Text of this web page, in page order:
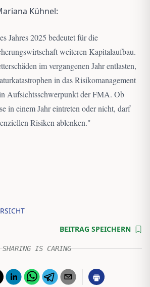
Kühnel:
Jahres 2025 bedeutet für die
weiteren Kapitalaufbau.
im vergangenen Jahr entlasten,
in das Risikomanagement
Aufsichtsschwerpunkt der FMA. Ob
in einem Jahr eintreten oder nicht, darf
Risiken ablenken."
BEITRAG SPEICHERN
SHARING IS CARING